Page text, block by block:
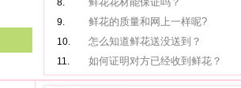
8.
9. 鲜花的质量和网上一样呢?
10. 怎么知道鲜花送没送到？
11. 如何证明对方已经收到鲜花？